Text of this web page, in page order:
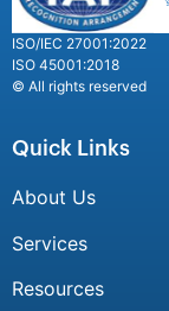
ISO/IEC 27001:2022
ISO 45001:2018
© All rights reserved
Quick Links
About Us
Services
Resources